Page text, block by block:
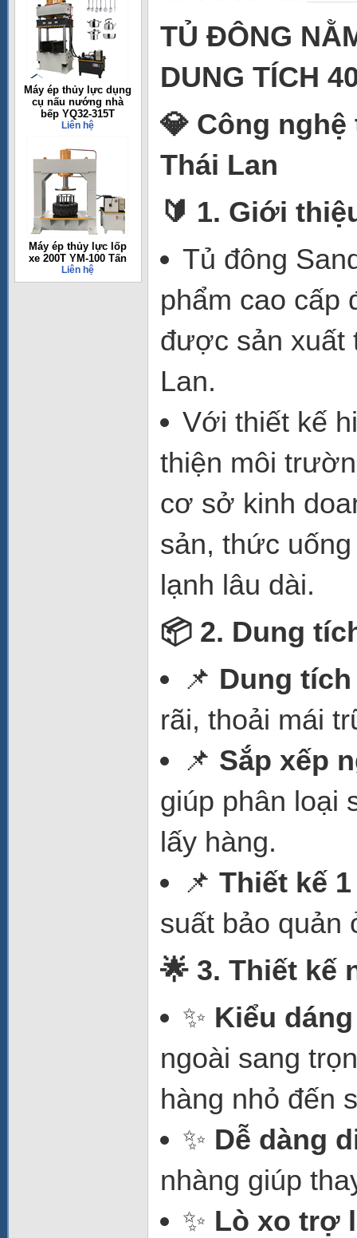
Máy ép thủy lực dụng
cụ nấu nướng nhà
bếp YQ32-315T
Liên hệ
Máy ép thủy lực lốp
xe 200T YM-100 Tấn
Liên hệ
TỦ ĐÔNG
DUNG TÍCH
💎 Công
Thái Lan
🔰 1. Giới
Tủ đông
phẩm cao cấp
được sản xuất
Lan.
Với thiết kế
thiện môi
cơ sở kinh
sản, thức
lạnh lâu dài.
📦 2. Dung
📌 Dung
rãi, thoải mái
📌 Sắp xếp
giúp phân loại
lấy hàng.
📌 Thiết kế
suất bảo quản
🌟 3. Thiết kế
✨ Kiểu
ngoài sang
hàng nhỏ đến
✨ Dễ dàng
nhàng giúp
✨ Lò xo trợ